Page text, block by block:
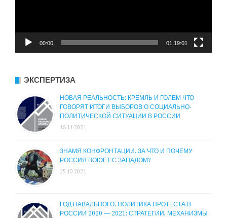
00:00 01:19:01
ЭКСПЕРТИЗА
НОВАЯ РЕАЛЬНОСТЬ: КРЕМЛЬ И ГОЛЕМ ЧТО
ГОВОРЯТ ИТОГИ ВЫБОРОВ О СОЦИАЛЬНО-
ПОЛИТИЧЕСКОЙ СИТУАЦИИ В РОССИИ
18.11.2021
ЗНАМЯ КОНФРОНТАЦИИ. ЗА ЧТО И ПОЧЕМУ
РОССИЯ ВОЮЕТ С ЗАПАДОМ?
25.10.2021
ГОД НАВАЛЬНОГО. ПОЛИТИКА ПРОТЕСТА В
РОССИИ 2020 — 2021: СТРАТЕГИИ, МЕХАНИЗМЫ